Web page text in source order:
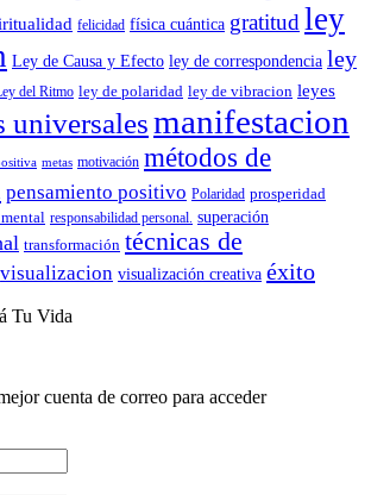
felicidad física cuántica gratitud ley
Ley de Causa y Efecto ley de correspondencia ley
del Ritmo ley de polaridad ley de vibracion leyes
universalesmanifestacion
metas motivación métodos de
pensamiento positivo Polaridad prosperidad
responsabilidad personal. superación
transformación técnicas de
visualizacion visualización creativa éxito
Tu Vida
cuenta de correo para acceder